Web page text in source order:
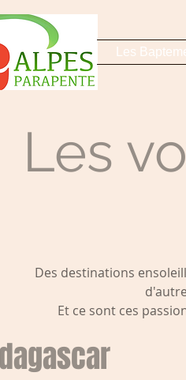
Les
Les
Des destinations
Et ce sont ces